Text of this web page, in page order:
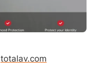
totalav.com